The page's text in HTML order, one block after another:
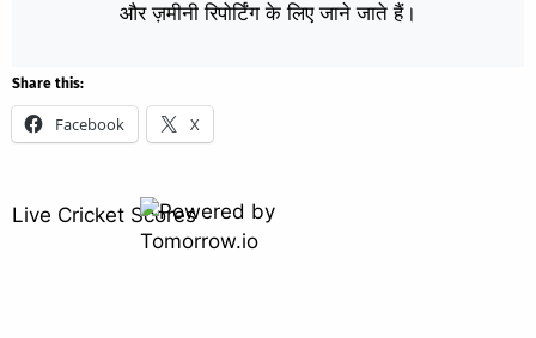
और ज़मीनी रिपोर्टिंग के लिए जाने जाते हैं।
Share this:
Facebook X
Live Cricket Scores